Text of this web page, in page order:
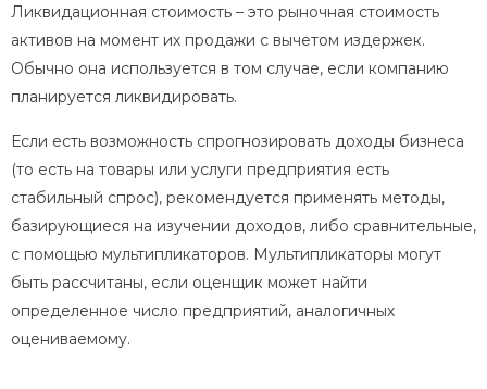
Ликвидационная стоимость – это рыночная стоимость
активов на момент их продажи с вычетом издержек.
Обычно она используется в том случае, если компанию
планируется ликвидировать.
Если есть возможность спрогнозировать доходы бизнеса
(то есть на товары или услуги предприятия есть
стабильный спрос), рекомендуется применять методы,
базирующиеся на изучении доходов, либо сравнительные,
с помощью мультипликаторов. Мультипликаторы могут
быть рассчитаны, если оценщик может найти
определенное число предприятий, аналогичных
оцениваемому.